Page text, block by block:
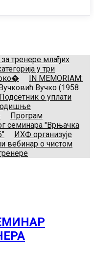
тренере млађих
у три
IN MEMORIAM:
Вучко (1958
Подсетник о уплати
Програм
семинара "Врњачка
ИХФ организује
вебинар о чистом